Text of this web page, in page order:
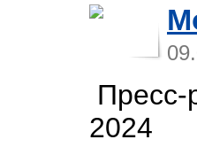
Пресс-
2024